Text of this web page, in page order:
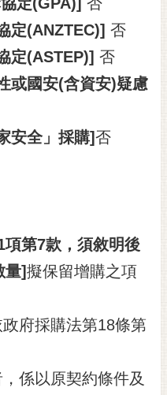
定(ANZTEC)] 否
定(ASTEP)] 否
或國安(含資安)疑慮
安全」採購]否
項第7款，須敘明後
量]擬保留增購之項
府採購法第18條第
係以原契約條件及